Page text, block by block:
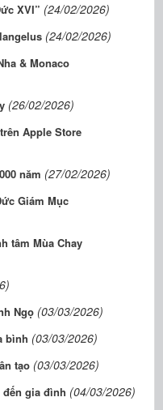
XVI” (24/02/2026)
(24/02/2026)
& Monaco
(26/02/2026)
Apple Store
năm (27/02/2026)
Giám Mục
tâm Mùa Chay
Ngọ (03/03/2026)
bình (03/03/2026)
tạo (03/03/2026)
đến gia đình (04/03/2026)